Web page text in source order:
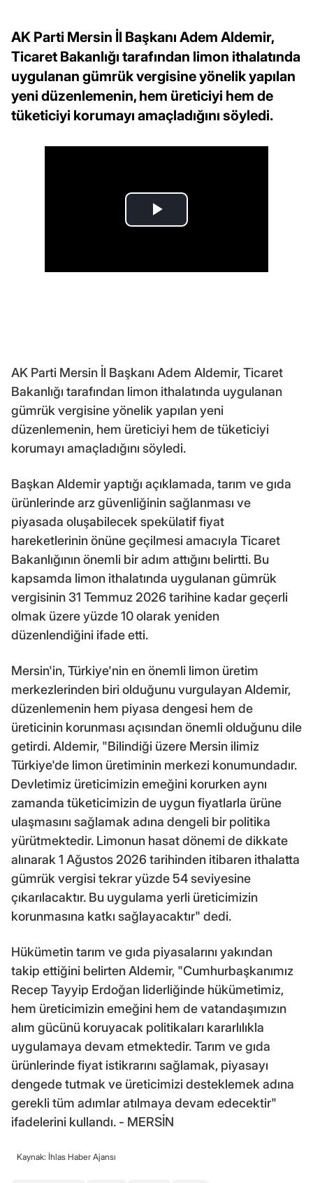
AK Parti Mersin İl Başkanı Adem Aldemir,
Ticaret Bakanlığı tarafından limon ithalatında
uygulanan gümrük vergisine yönelik yapılan
yeni düzenlemenin, hem üreticiyi hem de
tüketiciyi korumayı amaçladığını söyledi.
AK Parti Mersin İl Başkanı Adem Aldemir, Ticaret
Bakanlığı tarafından limon ithalatında uygulanan
gümrük vergisine yönelik yapılan yeni
düzenlemenin, hem üreticiyi hem de tüketiciyi
korumayı amaçladığını söyledi.
Başkan Aldemir yaptığı açıklamada, tarım ve gıda
ürünlerinde arz güvenliğinin sağlanması ve
piyasada oluşabilecek spekülatif fiyat
hareketlerinin önüne geçilmesi amacıyla Ticaret
Bakanlığının önemli bir adım attığını belirtti. Bu
kapsamda limon ithalatında uygulanan gümrük
vergisinin 31 Temmuz 2026 tarihine kadar geçerli
olmak üzere yüzde 10 olarak yeniden
düzenlendiğini ifade etti.
Mersin'in, Türkiye'nin en önemli limon üretim
merkezlerinden biri olduğunu vurgulayan Aldemir,
düzenlemenin hem piyasa dengesi hem de
üreticinin korunması açısından önemli olduğunu dile
getirdi. Aldemir, "Bilindiği üzere Mersin ilimiz
Türkiye'de limon üretiminin merkezi konumundadır.
Devletimiz üreticimizin emeğini korurken aynı
zamanda tüketicimizin de uygun fiyatlarla ürüne
ulaşmasını sağlamak adına dengeli bir politika
yürütmektedir. Limonun hasat dönemi de dikkate
alınarak 1 Ağustos 2026 tarihinden itibaren ithalatta
gümrük vergisi tekrar yüzde 54 seviyesine
çıkarılacaktır. Bu uygulama yerli üreticimizin
korunmasına katkı sağlayacaktır" dedi.
Hükümetin tarım ve gıda piyasalarını yakından
takip ettiğini belirten Aldemir, "Cumhurbaşkanımız
Recep Tayyip Erdoğan liderliğinde hükümetimiz,
hem üreticimizin emeğini hem de vatandaşımızın
alım gücünü koruyacak politikaları kararlılıkla
uygulamaya devam etmektedir. Tarım ve gıda
ürünlerinde fiyat istikrarını sağlamak, piyasayı
dengede tutmak ve üreticimizi desteklemek adına
gerekli tüm adımlar atılmaya devam edecektir"
ifadelerini kullandı. - MERSİN
Kaynak: İhlas Haber Ajansı